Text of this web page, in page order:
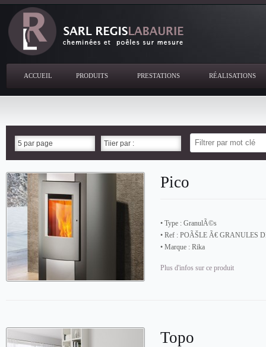
ACCUEIL PRODUITS PRESTATIONS RÉALISATIONS
5 par page Tiier par :
Pico
• Type : GranulÃ©s
• Ref : POÃŠLE Ã€ GRANULES
• Marque : Rika
Plus d'infos sur ce produit
Topo